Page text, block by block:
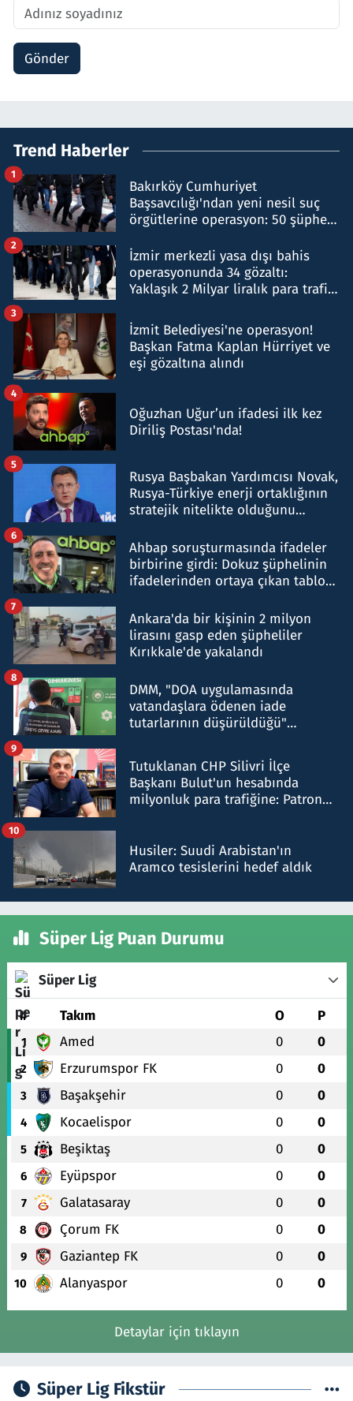
Gönder
Trend Haberler
Bakırköy Cumhuriyet
Başsavcılığı'ndan yeni nesil suç
örgütlerine operasyon: 50 şüpheli
1
İzmir merkezli yasa dışı bahis
operasyonunda 34 gözaltı:
Yaklaşık 2 Milyar liralık para trafiği
2
İzmit Belediyesi'ne operasyon!
Başkan Fatma Kaplan Hürriyet ve
eşi gözaltına alındı
3
Oğuzhan Uğur’un ifadesi ilk kez
Diriliş Postası'nda!
4
Rusya Başbakan Yardımcısı Novak,
Rusya-Türkiye enerji ortaklığının
stratejik nitelikte olduğunu
5
Ahbap soruşturmasında ifadeler
birbirine girdi: Dokuz şüphelinin
ifadelerinden ortaya çıkan tablo
6
Ankara'da bir kişinin 2 milyon
lirasını gasp eden şüpheliler
Kırıkkale'de yakalandı
7
DMM, "DOA uygulamasında
vatandaşlara ödenen iade
tutarlarının düşürüldüğü"
8
Tutuklanan CHP Silivri İlçe
Başkanı Bulut'un hesabında
milyonluk para trafiğine: Patron
9
Husiler: Suudi Arabistan'ın
Aramco tesislerini hedef aldık
10
Süper Lig Puan Durumu
Süper Lig
# Takım O P
1 Amed 0 0
2 Erzurumspor FK 0 0
3 Başakşehir 0 0
4 Kocaelispor 0 0
5 Beşiktaş 0 0
6 Eyüpspor 0 0
7 Galatasaray 0 0
8 Çorum FK 0 0
9 Gaziantep FK 0 0
10 Alanyaspor 0 0
Detaylar için tıklayın
Süper Lig Fikstür